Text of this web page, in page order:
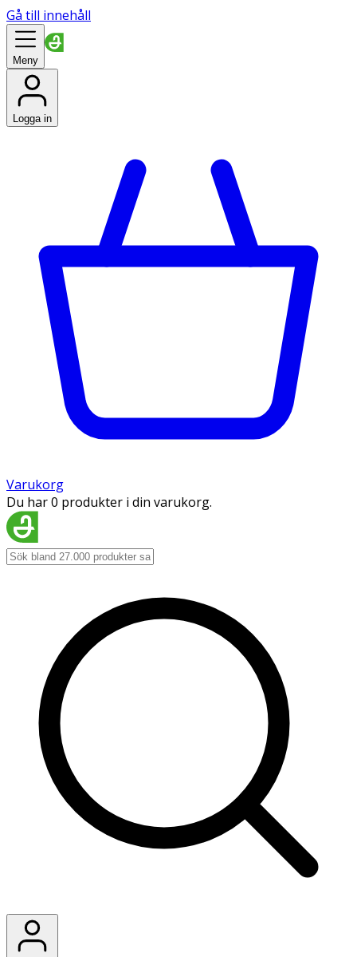
Gå till innehåll
Meny
Logga in
Varukorg
Du har 0 produkter i din varukorg.